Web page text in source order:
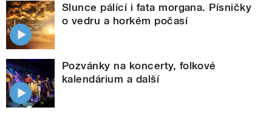
Slunce pálící i fata morgana. Písničky
o vedru a horkém počasí
Pozvánky na koncerty, folkové
kalendárium a další